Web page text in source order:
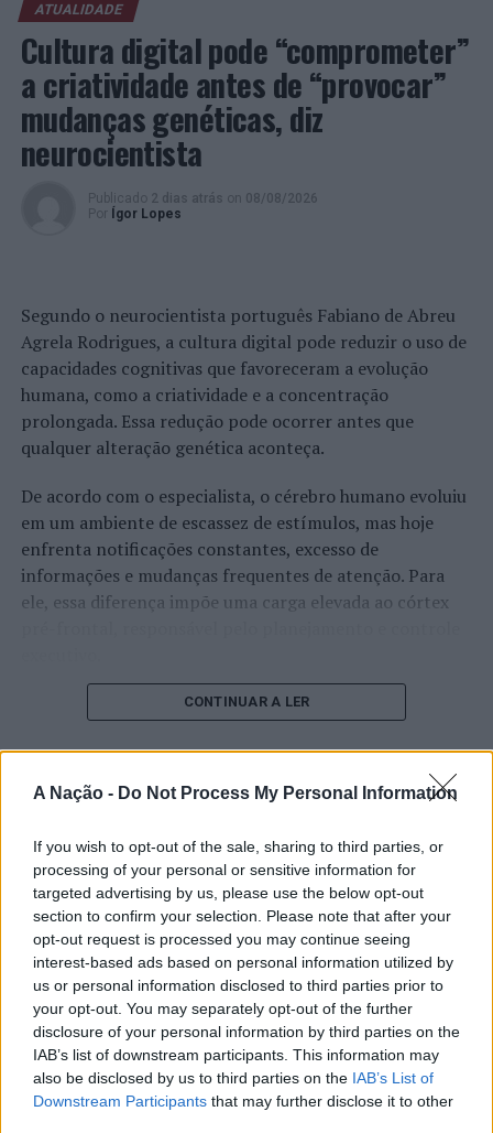
A Nação - Do Not Process My Personal Information
If you wish to opt-out of the sale, sharing to third parties, or
processing of your personal or sensitive information for
targeted advertising by us, please use the below opt-out
section to confirm your selection. Please note that after your
opt-out request is processed you may continue seeing
interest-based ads based on personal information utilized by
us or personal information disclosed to third parties prior to
your opt-out. You may separately opt-out of the further
disclosure of your personal information by third parties on the
IAB’s list of downstream participants. This information may
also be disclosed by us to third parties on the IAB’s List of
Downstream Participants that may further disclose it to other
grupo AGRIS exporta para os PALOP, emprega 400
trabalhadores e conta com um volume de negócios
anual superior a 70 milhões de euros.
Sobre a PRA – Raposo, Sá Miranda & Associados
Criada em 2001, a PRA – RAPOSO, SÁ MIRANDA &
ASSOCIADOS conta com uma equipa de cerca de 160
profissionais, com elevado nível de especialização, e com
A PRA abrange 12 áreas de prática jurídica –
Administrativo e Contratação Pública; Comercial,
Contratos e Concorrência; Contencioso e Arbitragem;
Contencioso Penal;Corporate; Contencioso societário;
Família e Sucessões; Fiscal; Imobiliário; Laboral;
Propriedade Intelectual e Privacidade; e Recuperação de
Económicas – Dano Corporal; Entertainment; Gestão de
Ativos; Transportes; Saúde, Farmácia e Biotecnologia,
para além de umChina Desk.
Foto: DR.
GRUPO AGRIS
PRA
Universidade do Minho recebe congresso internacional
NÃO PERCA
vendas do continente apesar dos portes continuarem em
níveis elevados
ATUALIDADE
Cultura digital pode “comprometer”
a criatividade antes de “provocar”
mudanças genéticas, diz
neurocientista
Publicado 2 dias atrás on 08/08/2026
Por
Ígor Lopes
Segundo o neurocientista português Fabiano de Abreu
Agrela Rodrigues, a cultura digital pode reduzir o uso de
capacidades cognitivas que favoreceram a evolução
humana, como a criatividade e a concentração
prolongada. Essa redução pode ocorrer antes que
qualquer alteração genética aconteça.
De acordo com o especialista, o cérebro humano evoluiu
em um ambiente de escassez de estímulos, mas hoje
enfrenta notificações constantes, excesso de
informações e mudanças frequentes de atenção. Para
ele, essa diferença impõe uma carga elevada ao córtex
O pesquisador afirma que plataformas digitais também
cérebro, favorecendo a fadiga mental, a dificuldade de
manter a atenção e a procrastinação. Na sua visão,
tarefas inacabadas permanecem ativas na memória e
aumentam a sensação de sobrecarga, enquanto o stress
prolongado pode elevar os níveis de cortisol e
prejudicar o desempenho cognitivo.
Fabiano de Abreu Agrela Rodrigues ressalta que não há
evidências de que o ambiente digital provoque mudanças
genéticas na espécie humana. A adaptação observada,
afirma, ocorre por meio da neuroplasticidade, processo
pelo qual os circuitos neurais se reorganizam em
resposta às experiências.
“O principal desafio é preservar a capacidade de reflexão
CONTINUAR A LER
ATUALIDADE
“Millennium Estoril Open 2026”
regressou ao circuito ATP com
vitória do francês Luca Van Assche
Publicado 3 dias atrás
07/08/2026
Por Ígor Lopes
O “Millennium Estoril Open 2026” decorreu entre os
dias 18 e 26 de julho, no Clube de Ténis do Estoril, em